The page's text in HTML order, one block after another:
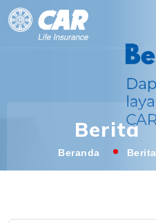
Berita
Beranda Berita